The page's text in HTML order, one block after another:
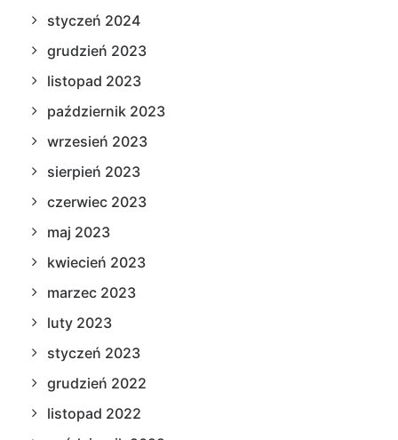
styczeń 2024
grudzień 2023
listopad 2023
październik 2023
wrzesień 2023
sierpień 2023
czerwiec 2023
maj 2023
kwiecień 2023
marzec 2023
luty 2023
styczeń 2023
grudzień 2022
listopad 2022